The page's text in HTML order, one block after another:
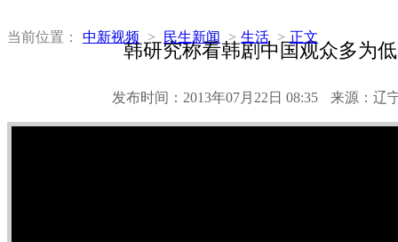
当前位置： 中新视频 > 民生新闻 > 生活 > 正文
韩研究称看韩剧中国观众多为
发布时间：2013年07月22日 08:35 来源：辽